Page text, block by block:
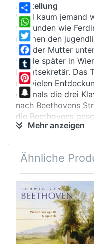
Share
WhatsApp
Twitter
Facebook
Tumblr
Pinterest
Snapchat
Anstellung
Wohl kaum jemand
verbunden wie
nahmen den
Tod der Mutter
wurde später in
Privatsekretär. Das
mit vielen
erstmals die drei
nach Beethovens
die Beethovens
Simrock sogleich als
Hochstapelei?
Bearbeitungen
beherrschte sein
mit der Tonsprache
Dennoch dürfte
Veröffentlichung
Mehr anzeigen
Ähnliche